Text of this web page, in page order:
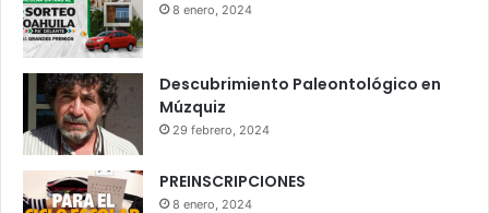
8 enero, 2024
Descubrimiento Paleontológico en
Múzquiz
29 febrero, 2024
PREINSCRIPCIONES
8 enero, 2024